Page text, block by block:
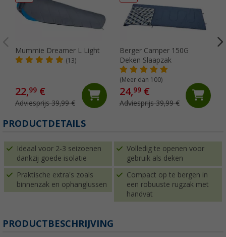
Mummie Dreamer L Light
(13)
22,99 €
Adviesprijs 39,99 €
Berger Camper 150G
Deken Slaapzak
(Meer dan 100)
24,99€
Adviesprijs 39,99 €
PRODUCTDETAILS
Ideaal voor 2-3 seizoenen
dankzij goede isolatie
Volledig te openen voor
gebruik als deken
Praktische extra's zoals
binnenzak en ophanglussen
Compact op te bergen in
een robuuste rugzak met
handvat
PRODUCTBESCHRIJVING